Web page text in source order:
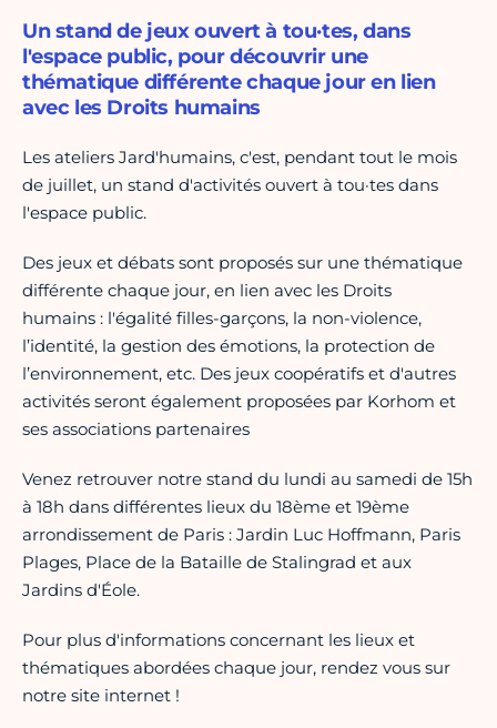
Un stand de jeux ouvert à tou·tes, dans
l'espace public, pour découvrir une
thématique différente chaque jour en lien
avec les Droits humains
Les ateliers Jard'humains, c'est, pendant tout le mois
de juillet, un stand d'activités ouvert à tou·tes dans
l'espace public.
Des jeux et débats sont proposés sur une thématique
différente chaque jour, en lien avec les Droits
humains : l'égalité filles-garçons, la non-violence,
l’identité, la gestion des émotions, la protection de
l’environnement, etc. Des jeux coopératifs et d'autres
activités seront également proposées par Korhom et
ses associations partenaires
Venez retrouver notre stand du lundi au samedi de 15h
à 18h dans différentes lieux du 18ème et 19ème
arrondissement de Paris : Jardin Luc Hoffmann, Paris
Plages, Place de la Bataille de Stalingrad et aux
Jardins d'Éole.
Pour plus d'informations concernant les lieux et
thématiques abordées chaque jour, rendez vous sur
notre site internet !